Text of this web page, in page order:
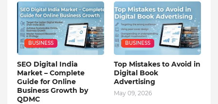
BUSINESS
SEO Digital India
Market – Complete
Guide for Online
Business Growth by
QDMC
BUSINESS
Top Mistakes to Avoid in
Digital Book
Advertising
May 09, 2026